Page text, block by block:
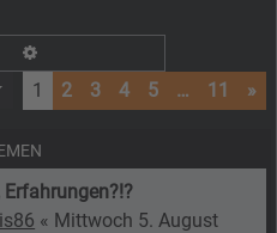
von11
1 2 3 4 5 … 11 »
Erfahrungen?!?
« Mittwoch 5. August